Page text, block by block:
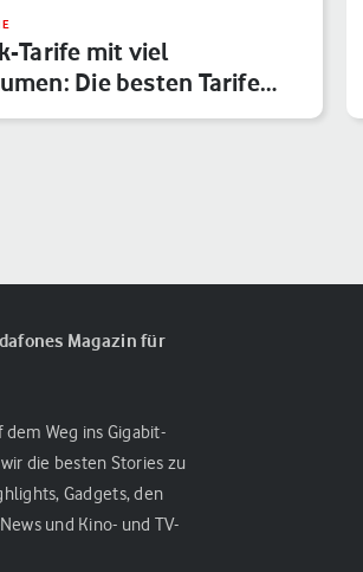
Tarife mit viel
Die besten Tarife
Magazin für
Weg ins Gigabit-
die besten Stories zu
Gadgets, den
und Kino- und TV-